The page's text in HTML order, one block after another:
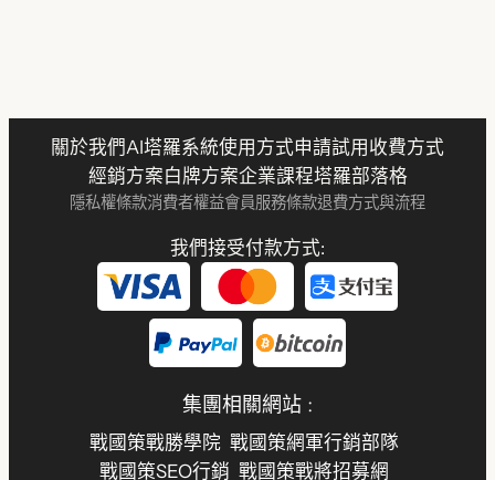
關於我們AI塔羅系統使用方式申請試用 收費方式
經銷方案白牌方案企業課程塔羅部落格
隱私權條款消費者權益會員服務條款退費方式與流程
我們接受付款方式:
集團相關網站 :
戰國策戰勝學院 戰國策網軍行銷部隊
戰國策SEO行銷 戰國策戰將招募網